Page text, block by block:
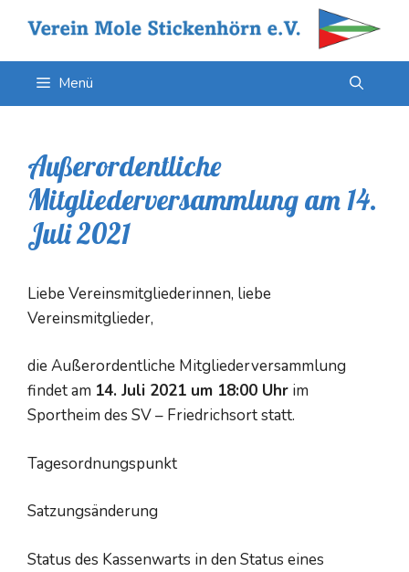
Inhalt
springen
Menü
Außerordentliche
Mitgliederversammlung am 14.
Juli 2021
Liebe Vereinsmitgliederinnen, liebe
Vereinsmitglieder,
die Außerordentliche Mitgliederversammlung
findet am 14. Juli 2021 um 18:00 Uhr im
Sportheim des SV – Friedrichsort statt.
Tagesordnungspunkt
Satzungsänderung
Status des Kassenwarts in den Status eines